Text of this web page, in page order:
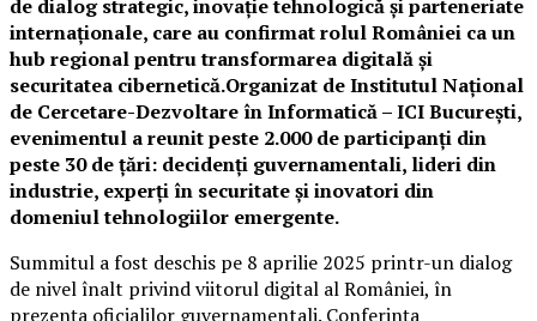
de dialog strategic, inovație tehnologică și parteneriate
internaționale, care au confirmat rolul României ca un
hub regional pentru transformarea digitală și
securitatea cibernetică.Organizat de Institutul Național
de Cercetare-Dezvoltare în Informatică – ICI București,
evenimentul a reunit peste 2.000 de participanți din
peste 30 de țări: decidenți guvernamentali, lideri din
industrie, experți în securitate și inovatori din
domeniul tehnologiilor emergente.
Summitul a fost deschis pe 8 aprilie 2025 printr-un dialog
de nivel înalt privind viitorul digital al României, în
prezența oficialilor guvernamentali. Conferința